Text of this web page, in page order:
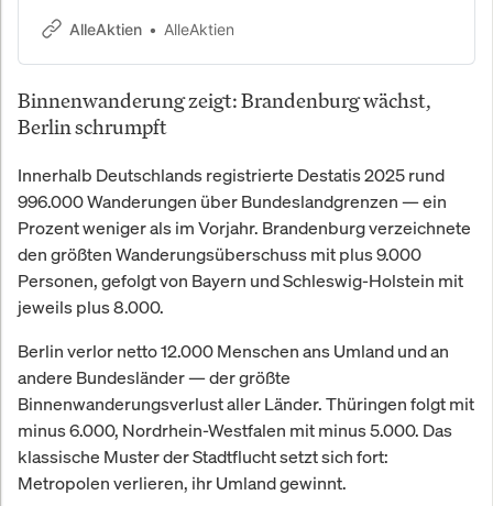
Landgericht Regensburg erlässt
AlleAktien AlleAktien
Binnenwanderung zeigt: Brandenburg wächst,
Berlin schrumpft
Innerhalb Deutschlands registrierte Destatis 2025 rund
996.000 Wanderungen über Bundeslandgrenzen — ein
Prozent weniger als im Vorjahr. Brandenburg verzeichnete
den größten Wanderungsüberschuss mit plus 9.000
Personen, gefolgt von Bayern und Schleswig-Holstein mit
jeweils plus 8.000.
Berlin verlor netto 12.000 Menschen ans Umland und an
andere Bundesländer — der größte
Binnenwanderungsverlust aller Länder. Thüringen folgt mit
minus 6.000, Nordrhein-Westfalen mit minus 5.000. Das
klassische Muster der Stadtflucht setzt sich fort:
Metropolen verlieren, ihr Umland gewinnt.